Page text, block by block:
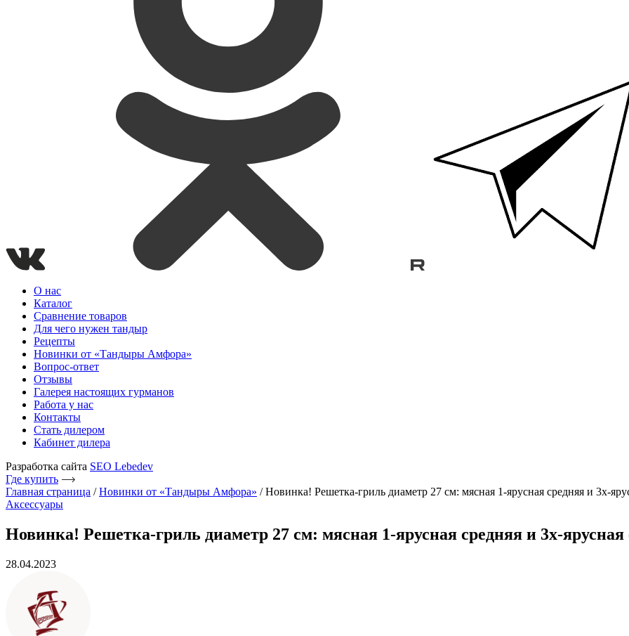
О нас
Каталог
Сравнение товаров
Для чего нужен тандыр
Рецепты
Новинки от «Тандыры Амфора»
Вопрос-ответ
Отзывы
Галерея настоящих гурманов
Работа у нас
Контакты
Стать дилером
Кабинет дилера
Разработка сайта SEO Lebedev
Где купить
Главная страница /Новинки от «Тандыры Амфора» /Новинка! Решетка-гриль диаметр 27 см: мясная 1-ярусная средняя и 3х-
Аксессуары
Новинка! Решетка-гриль диаметр 27 см: мясная 1-ярусная средняя и 3х-ярусная
28.04.2023